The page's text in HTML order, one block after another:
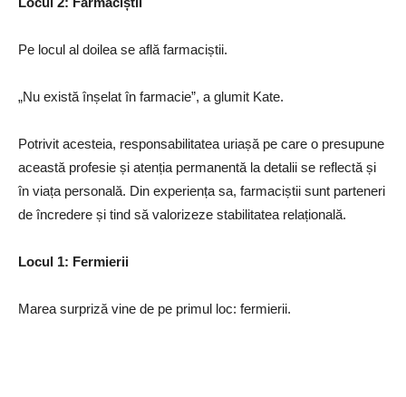
Pe locul al doilea se află farmaciștii.
„Nu există înșelat în farmacie”, a glumit Kate.
Potrivit acesteia, responsabilitatea uriașă pe care o presupune
această profesie și atenția permanentă la detalii se reflectă și
în viața personală. Din experiența sa, farmaciștii sunt parteneri
de încredere și tind să valorizeze stabilitatea relațională.
Locul 1: Fermierii
Marea surpriză vine de pe primul loc: fermierii.